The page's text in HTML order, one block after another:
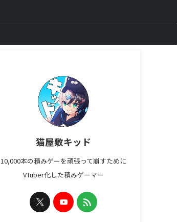
猫屋敷キッド
10,000本の積みゲーを頑張って崩すために
VTuber化した積みゲーマー